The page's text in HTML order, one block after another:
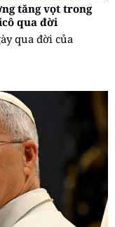
tăng vọt trong
qua đời
qua đời của